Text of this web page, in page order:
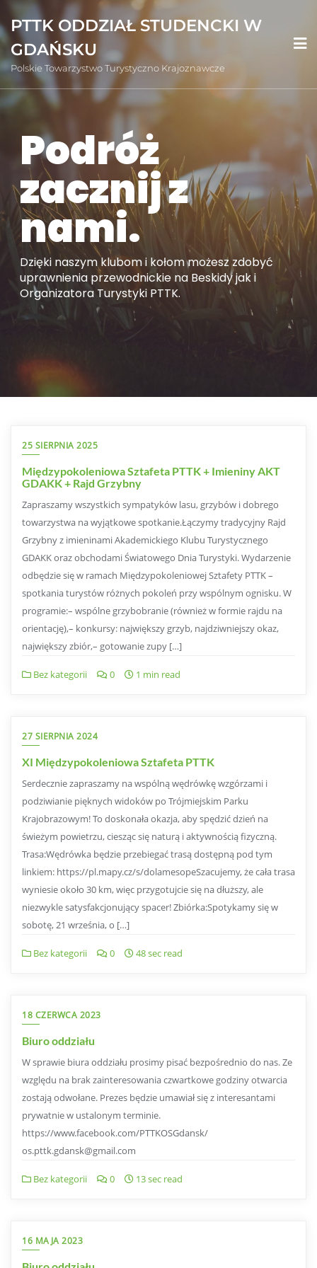
to
content
PTTK ODDZIAŁ STUDENCKI W
GDAŃSKU
Polskie Towarzystwo Turystyczno Krajoznawcze
Podróż
zacznij z
nami.
Dzięki naszym klubom i kołom możesz zdobyć
uprawnienia przewodnickie na Beskidy jak i
Organizatora Turystyki PTTK.
25 SIERPNIA 2025
Międzypokoleniowa Sztafeta PTTK + Imieniny AKT
GDAKK + Rajd Grzybny
Zapraszamy wszystkich sympatyków lasu, grzybów i dobrego
towarzystwa na wyjątkowe spotkanie.Łączymy tradycyjny Rajd
Grzybny z imieninami Akademickiego Klubu Turystycznego
GDAKK oraz obchodami Światowego Dnia Turystyki. Wydarzenie
odbędzie się w ramach Międzypokoleniowej Sztafety PTTK –
spotkania turystów różnych pokoleń przy wspólnym ognisku. W
programie:– wspólne grzybobranie (również w formie rajdu na
orientację),– konkursy: największy grzyb, najdziwniejszy okaz,
największy zbiór,– gotowanie zupy […]
Bez kategorii 0 1 min read
27 SIERPNIA 2024
XI Międzypokoleniowa Sztafeta PTTK
Serdecznie zapraszamy na wspólną wędrówkę wzgórzami i
podziwianie pięknych widoków po Trójmiejskim Parku
Krajobrazowym! To doskonała okazja, aby spędzić dzień na
świeżym powietrzu, ciesząc się naturą i aktywnością fizyczną.
Trasa:Wędrówka będzie przebiegać trasą dostępną pod tym
linkiem: https://pl.mapy.cz/s/dolamesopeSzacujemy, że cała trasa
wyniesie około 30 km, więc przygotujcie się na dłuższy, ale
niezwykle satysfakcjonujący spacer! Zbiórka:Spotykamy się w
sobotę, 21 września, o […]
Bez kategorii 0 48 sec read
18 CZERWCA 2023
Biuro oddziału
W sprawie biura oddziału prosimy pisać bezpośrednio do nas. Ze
względu na brak zainteresowania czwartkowe godziny otwarcia
zostają odwołane. Prezes będzie umawiał się z interesantami
prywatnie w ustalonym terminie.
https://www.facebook.com/PTTKOSGdansk/
os.pttk.gdansk@gmail.com
Bez kategorii 0 13 sec read
16 MAJA 2023